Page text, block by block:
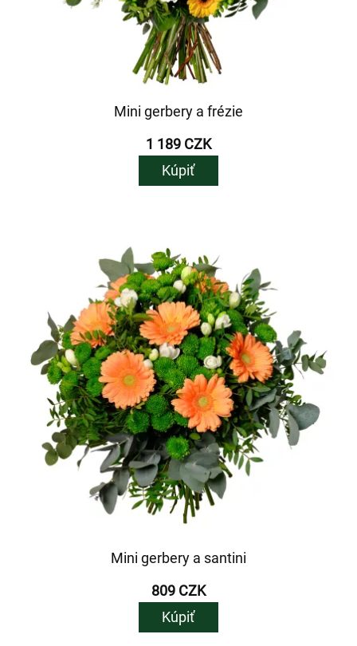
Mini gerbery a frézie
1 189 CZK
Kúpiť
Mini gerbery a santini
809 CZK
Kúpiť